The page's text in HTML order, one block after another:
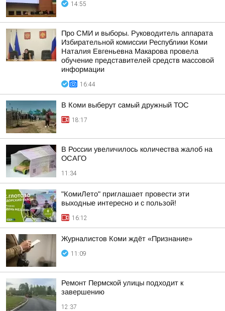
14:55
Про СМИ и выборы. Руководитель аппарата
Избирательной комиссии Республики Коми
Наталия Евгеньевна Макарова провела
обучение представителей средств массовой
информации
16:44
В Коми выберут самый дружный ТОС
18:17
В России увеличилось количества жалоб на
ОСАГО
11:34
"КомиЛето" приглашает провести эти
выходные интересно и с пользой!
16:12
Журналистов Коми ждёт «Признание»
11:09
Ремонт Пермской улицы подходит к
завершению
12:37